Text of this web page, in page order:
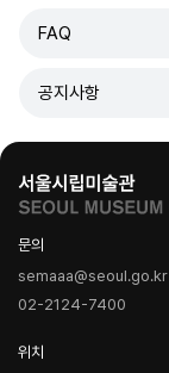
FAQ
공지사항
문의
semaaa@seoul.go.kr
02-2124-7400
위치